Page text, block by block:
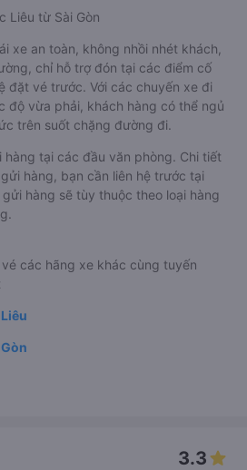
Liêu từ Sài Gòn
xe an toàn, không nhồi nhét khách,
chỉ hỗ trợ đón tại các điểm cố
đặt vé trước. Với các chuyến xe đi
độ vừa phải, khách hàng có thể ngủ
trên suốt chặng đường đi.
hàng tại các đầu văn phòng. Chi tiết
hàng, bạn cần liên hệ trước tại
hàng sẽ tùy thuộc theo loại hàng
các hãng xe khác cùng tuyến
3.3